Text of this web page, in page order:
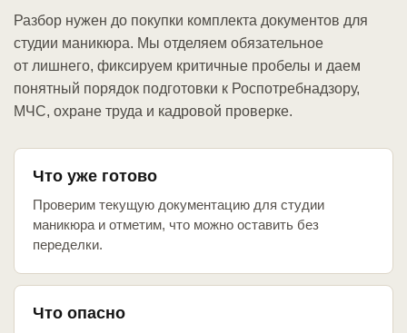
Разбор нужен до покупки комплекта документов для
студии маникюра. Мы отделяем обязательное
от лишнего, фиксируем критичные пробелы и даем
понятный порядок подготовки к Роспотребнадзору,
МЧС, охране труда и кадровой проверке.
Что уже готово
Проверим текущую документацию для студии
маникюра и отметим, что можно оставить без
переделки.
Что опасно